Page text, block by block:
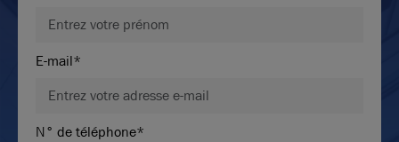
E-mail*
N° de téléphone*